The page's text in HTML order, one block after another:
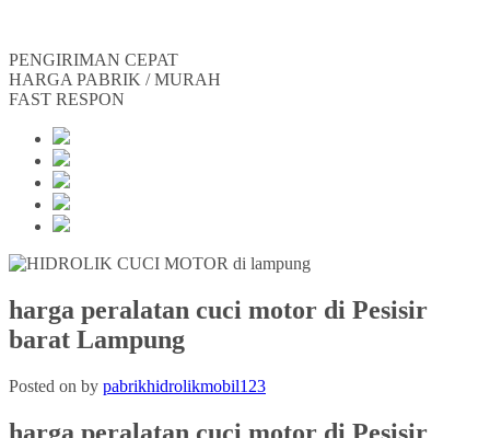
PENGIRIMAN CEPAT
HARGA PABRIK / MURAH
FAST RESPON
harga peralatan cuci motor di Pesisir
barat Lampung
Posted on by pabrikhidrolikmobil123
harga peralatan cuci motor di Pesisir